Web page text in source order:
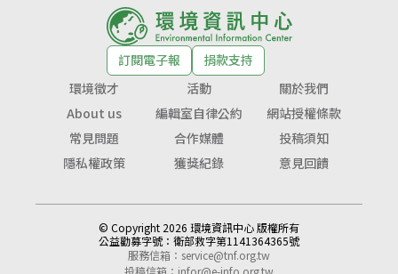
訂閱電子報
捐款支持
環境徵才
活動
關於我們
About us
編輯室自律公約
網站授權條款
常見問題
合作媒體
投稿須知
隱私權政策
獲獎紀錄 意見回饋
© Copyright 2026 環境資訊中心 版權所有
公益勸募字號： 衛部救字第1141364365號
服務信箱： service@tnf.org.tw
投稿信箱： infor@e-info.org.tw